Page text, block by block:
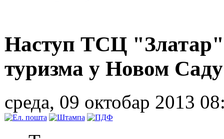
Наступ ТСЦ "Златар"
туризма у Новом Саду
среда, 09 октобар 2013